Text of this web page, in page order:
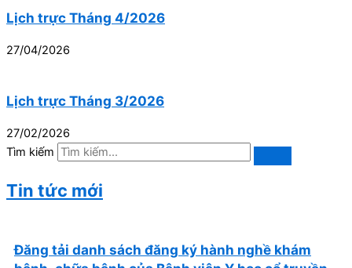
Lịch trực Tháng 4/2026
27/04/2026
Lịch trực Tháng 3/2026
27/02/2026
Tìm kiếm
Tin tức mới
Đăng tải danh sách đăng ký hành nghề khám